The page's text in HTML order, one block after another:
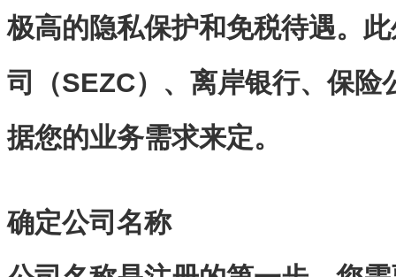
极高的隐私保护和免税待遇。
司（SEZC）、离岸银行、保险
据您的业务需求来定。
确定公司名称